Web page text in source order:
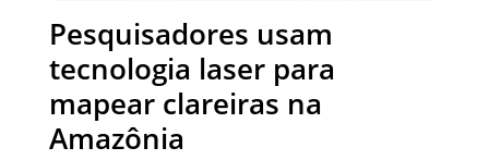
Pesquisadores usam
tecnologia laser para
mapear clareiras na
Amazônia